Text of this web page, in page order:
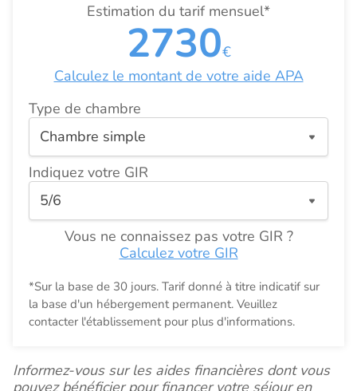
Estimation du tarif mensuel*
2730€
Calculez le montant de votre aide APA
Type de chambre
Indiquez votre GIR
Vous ne connaissez pas votre GIR ?
Calculez votre GIR
*Sur la base de 30 jours. Tarif donné à titre indicatif sur
la base d'un hébergement permanent. Veuillez
contacter l'établissement pour plus d'informations.
Informez-vous sur les aides financières dont vous
pouvez bénéficier pour financer votre séjour en